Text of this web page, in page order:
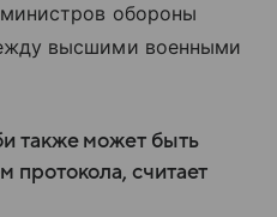
обороны
высшими военными
также может быть
протокола, считает